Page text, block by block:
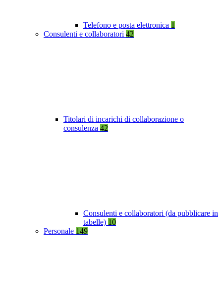
Telefono e posta elettronica 1
Consulenti e collaboratori 42
Titolari di incarichi di collaborazione o
consulenza 42
Consulenti e collaboratori (da pubblicare in
tabelle) 10
Personale 149